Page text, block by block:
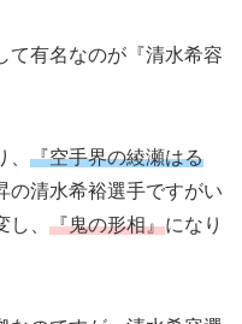
て有名なのが『清水希容
『空手界の綾瀬はる
の清水希裕選手ですがい
、 『鬼の形相』になり